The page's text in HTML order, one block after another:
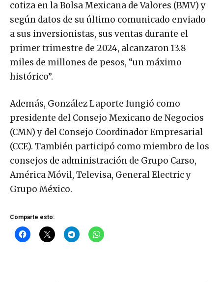
cotiza en la Bolsa Mexicana de Valores (BMV) y
según datos de su último comunicado enviado
a sus inversionistas, sus ventas durante el
primer trimestre de 2024, alcanzaron 13.8
miles de millones de pesos, “un máximo
histórico”.
Además, González Laporte fungió como
presidente del Consejo Mexicano de Negocios
(CMN) y del Consejo Coordinador Empresarial
(CCE). También participó como miembro de los
consejos de administración de Grupo Carso,
América Móvil, Televisa, General Electric y
Grupo México.
Comparte esto: